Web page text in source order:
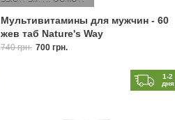
Мультивитамины для мужчин - 60
жев таб Nature's Way
740 грн. 700 грн.
1-2
дня